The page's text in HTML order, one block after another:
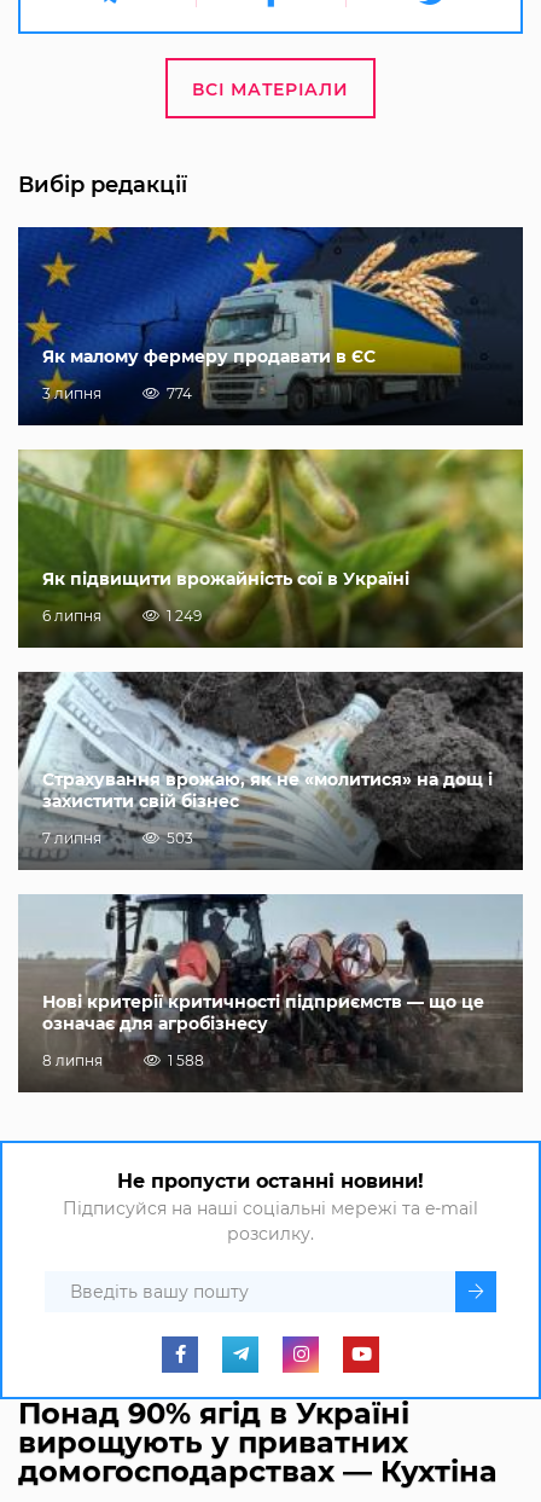
ВСІ МАТЕРІАЛИ
Вибір редакції
Як малому фермеру продавати в ЄС
3 липня 774
Як підвищити врожайність сої в Україні
6 липня 1 249
Страхування врожаю, як не «молитися» на дощ і
захистити свій бізнес
7 липня 503
Нові критерії критичності підприємств — що це
означає для агробізнесу
8 липня 1 588
Не пропусти останні новини!
Підписуйся на наші соціальні мережі та e-mail
розсилку.
Понад 90% ягід в Україні
вирощують у приватних
домогосподарствах ― Кухтіна